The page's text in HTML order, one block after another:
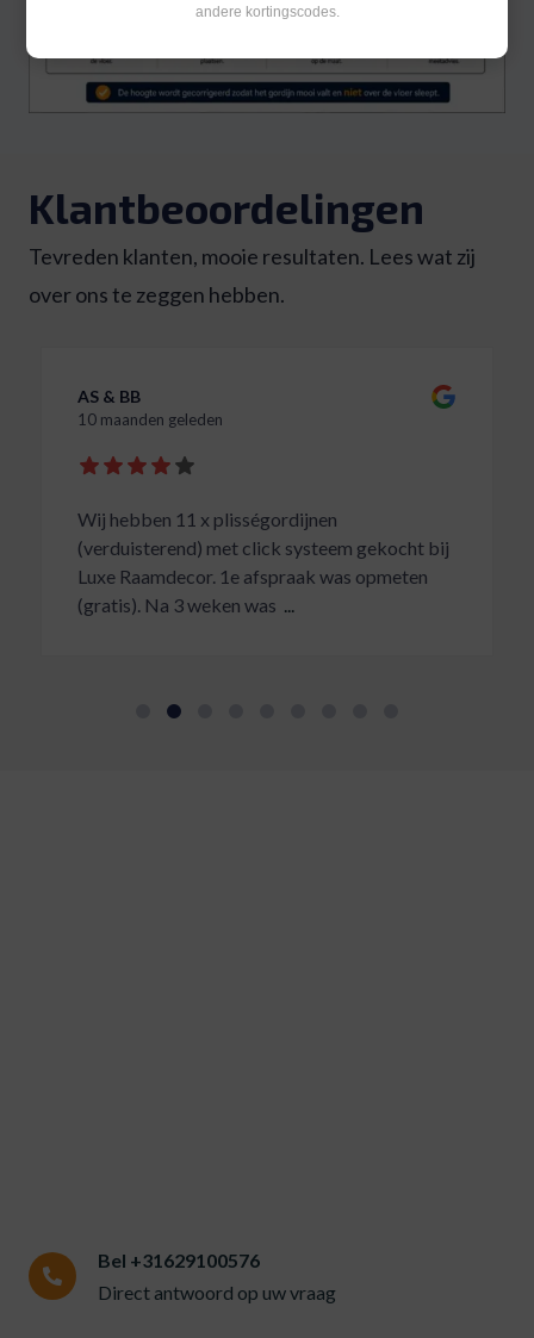
andere kortingscodes.
Klantbeoordelingen
Tevreden klanten, mooie resultaten. Lees wat zij
over ons te zeggen hebben.
AS & BB
10 maanden geleden
Wij hebben 11 x plisségordijnen
(verduisterend) met click systeem gekocht bij
Luxe Raamdecor. 1e afspraak was opmeten
(gratis). Na 3 weken was
Bel +31629100576
Direct antwoord op uw vraag